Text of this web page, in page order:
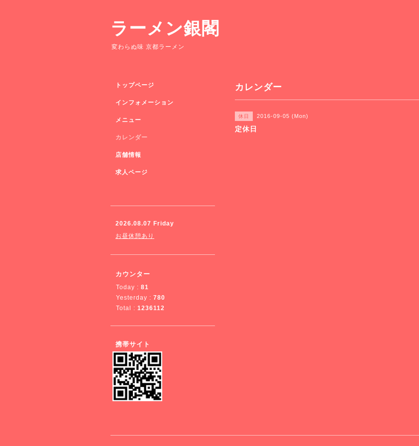
ラーメン銀閣
変わらぬ味 京都ラーメン
カレンダー
休日 2016-09-05 (Mon)
定休日
トップページ
インフォメーション
メニュー
カレンダー
店舗情報
求人ページ
2026.08.07 Friday
お昼休憩あり
カウンター
Today : 81
Yesterday : 780
Total : 1236112
携帯サイト